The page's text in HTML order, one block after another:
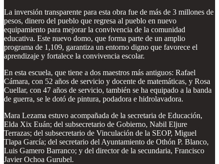
La inversión transparente para esta obra fue de más de 3 millones de
pesos, dinero del pueblo que regresa al pueblo en nuevo
equipamiento para mejorar la convivencia de la comunidad
educativa. Este nuevo domo, que forma parte de un amplio
programa de 1,109, garantiza un entorno digno que favorece el
aprendizaje y fortalece la convivencia escolar.
En esta escuela, que tiene a dos maestros más antiguos: Rafael
Cámara, con 52 años de servicio y docente de matemáticas, y Rosa
Cuellar, con 47 años de servicio, también se ha equipado a la banda
de guerra, se le dotó de pintura, podadora e hidrolavadora.
Mara Lezama estuvo acompañada de la secretaria de Educación,
Elda Xix Euán; del subsecretario de Gobierno, Nabil Eljure
Terrazas; del subsecretario de Vinculación de la SEOP, Miguel
Tlapa García; del secretario del Ayuntamiento de Othón P. Blanco,
Luis Gamero Barranco; y del director de la secundaria, Francisco
Javier Ochoa Gurubel.